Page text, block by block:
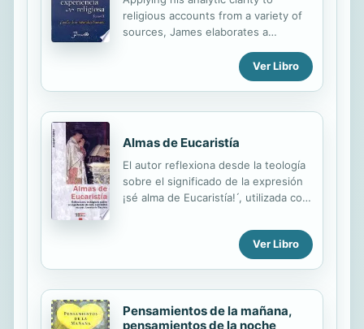
Ya se trate de la pareja, los padres,
los amigos o simplemente las
personas que tratamos a diario, el
religious accounts from a variety of
sources, James elaborates a
divine can mean no single quality, it
must mean a group of qualities, by
alternation, different men may all
intellectual call for serious religious
tolerance--indeed, respect--the
vitality of which has not diminished
through the subsequent decades.
Ver Libro
Almas de Eucaristía
El autor reflexiona desde la teología
sobre el significado de la expresión
́¡sé alma de Eucaristía! ́, utilizada con
Ver Libro
Pensamientos de la mañana,
pensamientos de la noche